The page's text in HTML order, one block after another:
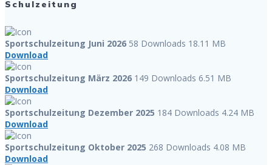
Schulzeitung
Sportschulzeitung Juni 2026 58 Downloads 18.11 MB
Download
Sportschulzeitung März 2026 149 Downloads 6.51 MB
Download
Sportschulzeitung Dezember 2025 184 Downloads 4.24 MB
Download
Sportschulzeitung Oktober 2025 268 Downloads 4.08 MB
Download